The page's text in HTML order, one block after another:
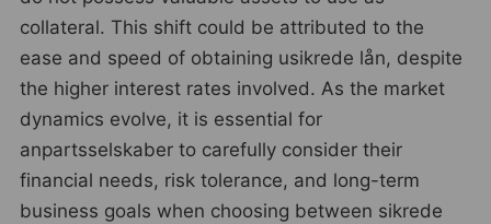
collateral. This shift could be attributed to the
ease and speed of obtaining usikrede lån, despite
the higher interest rates involved. As the market
dynamics evolve, it is essential for
anpartsselskaber to carefully consider their
financial needs, risk tolerance, and long-term
business goals when choosing between sikrede